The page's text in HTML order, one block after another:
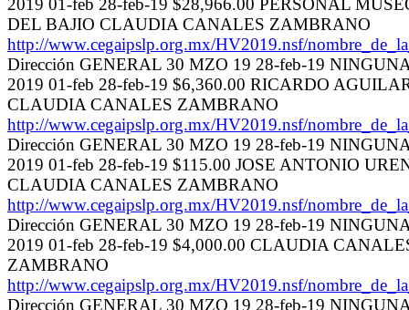
2019 01-feb 28-feb-19 $28,966.00 PERSONAL
DEL BAJIO CLAUDIA CANALES ZAMBRANO
http://www.cegaipslp.org.mx/HV2019.nsf/
Dirección GENERAL 30 MZO 19 28-feb-19
2019 01-feb 28-feb-19 $6,360.00 RICARDO
CLAUDIA CANALES ZAMBRANO
http://www.cegaipslp.org.mx/HV2019.nsf/
Dirección GENERAL 30 MZO 19 28-feb-19
2019 01-feb 28-feb-19 $115.00 JOSE ANTONIO
CLAUDIA CANALES ZAMBRANO
http://www.cegaipslp.org.mx/HV2019.nsf/
Dirección GENERAL 30 MZO 19 28-feb-19
2019 01-feb 28-feb-19 $4,000.00 CLAUDIA
ZAMBRANO
http://www.cegaipslp.org.mx/HV2019.nsf/
Dirección GENERAL 30 MZO 19 28-feb-19